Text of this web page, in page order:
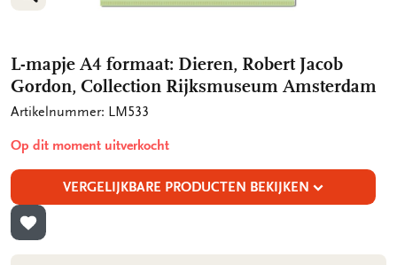
VERGROOT AFBEELDING
L-mapje A4 formaat: Dieren, Robert Jacob
Gordon, Collection Rijksmuseum Amsterdam
Artikelnummer: LM533
Op dit moment uitverkocht
VERGELIJKBARE PRODUCTEN BEKIJKEN
TOEVOEGEN AAN VERLANGLIJST